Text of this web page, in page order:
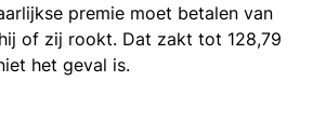
premie moet betalen van
of zij rookt. Dat zakt tot 128,79
het geval is.